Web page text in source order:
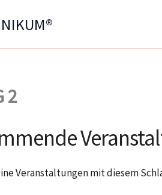
2
Veranstaltungen mit diesem